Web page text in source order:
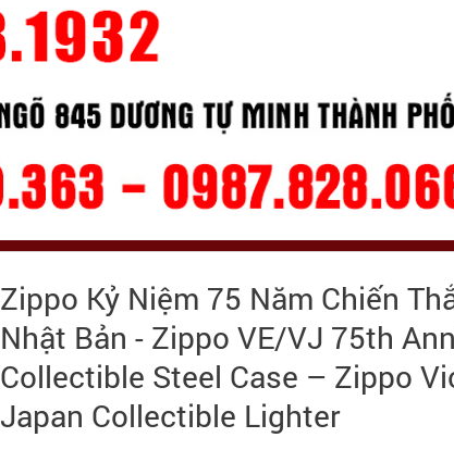
Zippo Kỷ Niệm 75 Năm Chiến
Nhật Bản - Zippo VE/VJ 75th
Collectible Steel Case – Zippo
Japan Collectible Lighter